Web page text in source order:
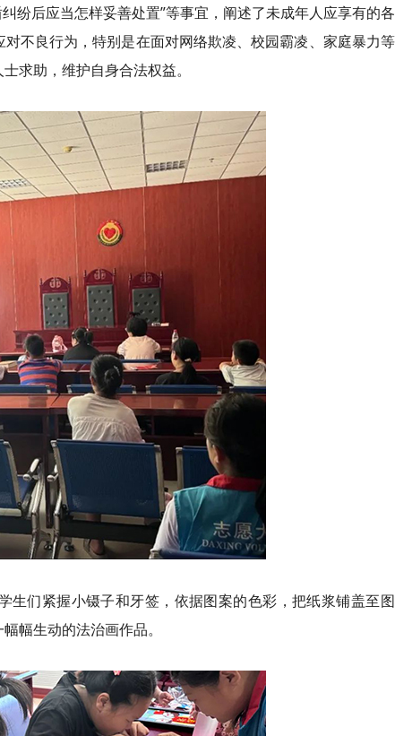
纷后应当怎样妥善处置”等事宜，阐述了未成年人应享有的
不良行为，特别是在面对网络欺凌、校园霸凌、家庭暴力
求助，维护自身合法权益。
生们紧握小镊子和牙签，依据图案的色彩，把纸浆铺盖至
幅生动的法治画作品。